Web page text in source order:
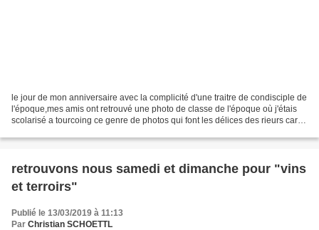
le jour de mon anniversaire avec la complicité d'une traitre de condisciple de
l'époque,mes amis ont retrouvé une photo de classe de l'époque où j'étais
scolarisé a tourcoing ce genre de photos qui font les délices des rieurs car
retrouvons nous samedi et dimanche pour "vins
et terroirs"
Publié le 13/03/2019 à 11:13
Par Christian SCHOETTL